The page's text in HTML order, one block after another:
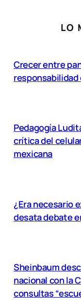
LO
Crecer entre
Pedagogía
crítica del
mexicana
¿Era necesario
desata debate
Sheinbaum
nacional con la
consultas